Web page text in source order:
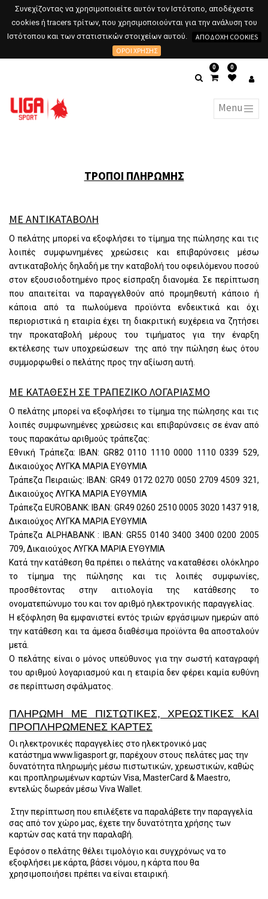
Συνεχίζοντας να χρησιμοποιείτε αυτόν τον Ιστότοπο, αποδέχεστε
cookies ή tracers τρίτων, που χρησιμοποιούνται για την ανάλυση του
Ιστότοπου και των στατιστικών στοιχείων αυτού.
ΑΠΟΔΟΧΉ COOKIES
ΌΡΟΙ ΧΡΉΣΗΣ
0 0
ΤΡΟΠΟΙ ΠΛΗΡΩΜΗΣ
ΜΕ ΑΝΤΙΚΑΤΑΒΟΛΗ
Ο πελάτης μπορεί να εξοφλήσει το τίμημα της πώλησης και τις
λοιπές συμφωνημένες χρεώσεις και επιβαρύνσεις μέσω
αντικαταβολής δηλαδή με την καταβολή του οφειλόμενου ποσού
στον εξουσιοδοτημένο προς είσπραξη διανομέα. Σε περίπτωση
που απαιτείται να παραγγελθούν από προμηθευτή κάποιο ή
κάποια από τα πωλούμενα προϊόντα ενδεικτικά και όχι
περιοριστικά η εταιρία έχει τη διακριτική ευχέρεια να ζητήσει
την προκαταβολή μέρους του τιμήματος για την έναρξη
εκτέλεσης των υποχρεώσεων της από την πώληση έως ότου
συμμορφωθεί ο πελάτης προς την αξίωση αυτή.
ΜΕ ΚΑΤΑΘΕΣΗ ΣΕ ΤΡΑΠΕΖΙΚΟ ΛΟΓΑΡΙΑΣΜΟ
Ο πελάτης μπορεί να εξοφλήσει το τίμημα της πώλησης και τις
λοιπές συμφωνημένες χρεώσεις και επιβαρύνσεις σε έναν από
τους παρακάτω αριθμούς τράπεζας:
Εθνική Tράπεζα: IBAN: GR82 0110 1110 0000 1110 0339 529,
Δικαιούχος ΛΥΓΚΑ ΜΑΡΙΑ ΕΥΘΥΜΙΑ
Τράπεζα Πειραιώς: IBAN: GR49 0172 0270 0050 2709 4509 321,
Δικαιούχος ΛΥΓΚΑ ΜΑΡΙΑ ΕΥΘΥΜΙΑ
Τράπεζα EUROBANK: IBAN: GR49 0260 2510 0005 3020 1437 918,
Δικαιούχος ΛΥΓΚΑ ΜΑΡΙΑ ΕΥΘΥΜΙΑ
Τράπεζα ALPHABANK : IBAN: GR55 0140 3400 3400 0200 2005
709, Δικαιούχος ΛΥΓΚΑ ΜΑΡΙΑ ΕΥΘΥΜΙΑ
Κατά την κατάθεση θα πρέπει ο πελάτης να καταθέσει ολόκληρο
το τίμημα της πώλησης και τις λοιπές συμφωνίες,
προσθέτοντας στην αιτιολογία της κατάθεσης το
ονοματεπώνυμο του και τον αριθμό ηλεκτρονικής παραγγελίας.
Η εξόφληση θα εμφανιστεί εντός τριών εργάσιμων ημερών από
την κατάθεση και τα άμεσα διαθέσιμα προϊόντα θα αποσταλούν
μετά.
Ο πελάτης είναι ο μόνος υπεύθυνος για την σωστή καταγραφή
του αριθμού λογαριασμού και η εταιρία δεν φέρει καμία ευθύνη
σε περίπτωση σφάλματος.
ΠΛΗΡΩΜΗ ΜΕ ΠΙΣΤΩΤΙΚΕΣ, ΧΡΕΩΣΤΙΚΕΣ ΚΑΙ
ΠΡΟΠΛΗΡΩΜΕΝΕΣ ΚΑΡΤΕΣ
Οι ηλεκτρονικές παραγγελίες στο ηλεκτρονικό μας
κατάστημαwww.ligasport.gr, παρέχουν στους πελάτες μας την
δυνατότητα πληρωμής μέσω πιστωτικών, χρεωστικών, καθώς
και προπληρωμένων καρτών Visa, MasterCard & Maestro,
εντελώς δωρεάν μέσω Viva Wallet.
Στην περίπτωση που επιλέξετε να παραλάβετε την παραγγελία
σας από τον χώρο μας, έχετε την δυνατότητα χρήσης των
καρτών σας κατά την παραλαβή.
Εφόσον ο πελάτης θέλει τιμολόγιο και συγχρόνως να το
εξοφλήσει με κάρτα, βάσει νόμου, η κάρτα που θα
χρησιμοποιήσει πρέπει να είναι εταιρική.